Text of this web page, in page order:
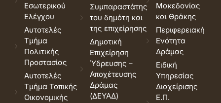
Εσωτερικού
Ελέγχου
Αυτοτελές
Τμήμα
Πολιτικής
Προστασίας
Αυτοτελές
Τμήμα Τοπικής
Οικονομικής
Συμπαραστάτης
του δημότη και
της επιχείρησης
Δημοτική
Επιχείρηση
Ύδρευσης –
Αποχέτευσης
Δράμας
(ΔΕΥΑΔ)
Μακεδονίας
και Θράκης
Περιφερειακή
Ενότητα
Δράμας
Ειδική
Υπηρεσίας
Διαχείρισης
Ε.Π.